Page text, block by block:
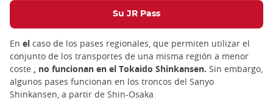
Su JR Pass
En el caso de los pases regionales, que permiten utilizar el
conjunto de los transportes de una misma región a menor
coste , no funcionan en el Tokaido Shinkansen. Sin embargo,
algunos pases funcionan en los troncos del Sanyo
Shinkansen, a partir de Shin-Osaka.